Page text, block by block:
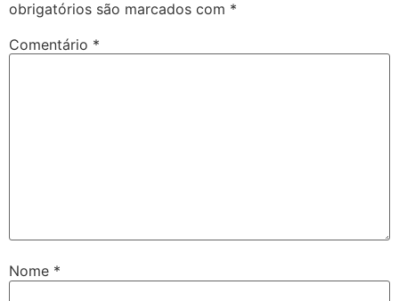
obrigatórios são marcados com *
Comentário *
Nome *